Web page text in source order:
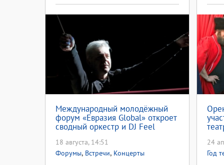
Международный молодёжный
форум «Евразия Global» откроет
сводный оркестр и DJ Feel
18 августа, 14:51
Форумы, Встречи, Концерты
24
Год